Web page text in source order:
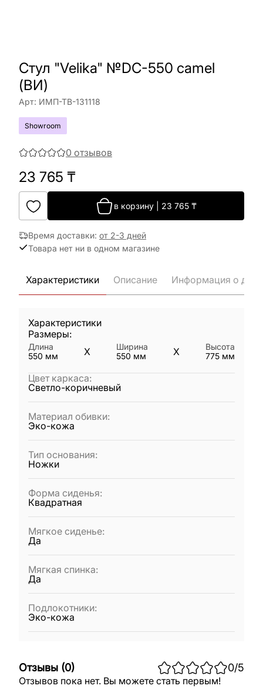
Стул "Velika" №DC-550 camel
(ВИ)
Арт: ИМП-ТВ-131118
Showroom
0 отзывов
23 765 ₸
в корзину 23 765 ₸
Время доставки: от 2-3 дней
Товара нет ни в одном магазине
Характеристики Описание Информация о
Характеристики
Размеры:
Длина
550 мм X
Ширина
550 мм X
Высота
775 мм
Цвет каркаса:
Светло-коричневый
Материал обивки:
Эко-кожа
Тип основания:
Ножки
Форма сиденья:
Квадратная
Мягкое сиденье:
Да
Мягкая спинка:
Да
Подлокотники:
Эко-кожа
Отзывы (0) 0/5
Отзывов пока нет. Вы можете стать первым!